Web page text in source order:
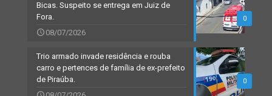
0
Bicas. Suspeito se entrega em Juiz de
Fora.
08/07/2026
0
Trio armado invade residência e rouba
carro e pertences de família de ex-prefeito
de Piraúba.